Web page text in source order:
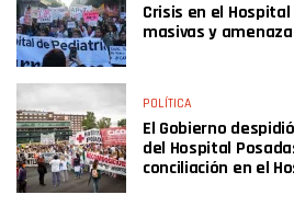
Crisis en el
masivas y
POLÍTICA
El Gobierno
del Hospital
conciliación en el